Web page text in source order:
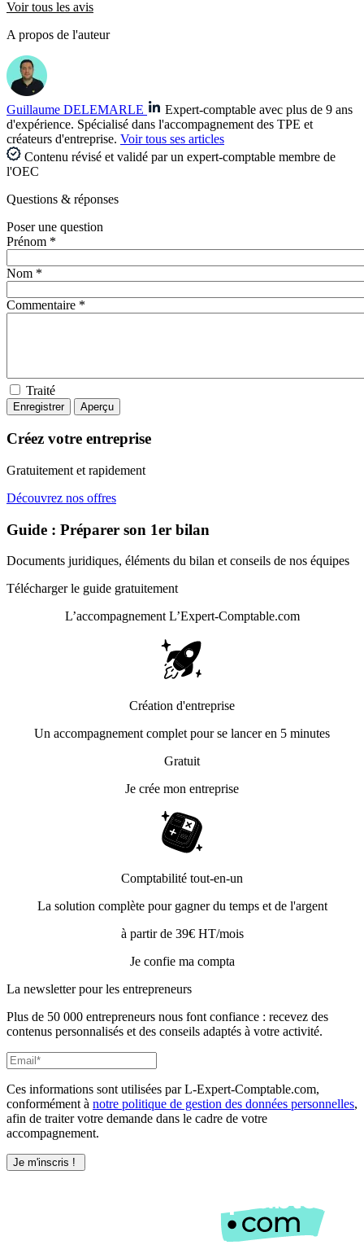
Voir tous les avis
A propos de l'auteur
Guillaume DELEMARLE
Expert-comptable avec plus de 9 ans
d'expérience. Spécialisé dans l'accompagnement des TPE et
créateurs d'entreprise. Voir tous ses articles
Contenu révisé et validé par un expert-comptable membre de
l'OEC
Questions & réponses
Poser une question
Prénom *
Nom *
Commentaire *
Traité
Créez votre entreprise
Gratuitement et rapidement
Découvrez nos offres
Guide : Préparer son 1er bilan
Documents juridiques, éléments du bilan et conseils de nos équipes
Télécharger le guide gratuitement
L’accompagnementL’Expert-Comptable.com
Création d'entreprise
Un accompagnement complet pour se lancer en 5 minutes
Gratuit
Je crée mon entreprise
Comptabilité tout-en-un
La solution complète pour gagner du temps et de l'argent
à partir de 39€ HT/mois
Je confie ma compta
La newsletter pour les entrepreneurs
Plus de 50 000 entrepreneurs nous font confiance : recevez des
contenus personnalisés et des conseils adaptés à votre activité.
Ces informations sont utilisées par L-Expert-Comptable.com,
conformément à notre politique de gestion des données personnelles,
afin de traiter votre demande dans le cadre de votre
accompagnement.